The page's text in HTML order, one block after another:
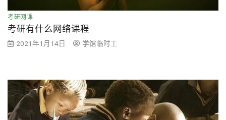
考研网课
考研有什么网络课程
2021年1月14日 学馆临时工